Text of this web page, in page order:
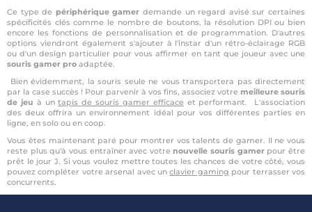
Ce type de périphérique gamer demande un regard avisé sur certaines
spécificités clés comme le nombre de boutons, la résolution DPI ou bien
encore les fonctions de personnalisation et de programmation. D'autres
options viendront également s'ajouter à l'instar d'un rétro-éclairage RGB
ou d'un design particulier pour vous affirmer en tant que joueur avec une
souris gamer pro adaptée.
Bien évidemment, la souris seule ne vous transportera pas directement
par la case succès ! Pour parvenir à vos fins, associez votre meilleure souris
de jeu à untapis de souris gamer efficace et performant. L'association
des deux offrira un environnement idéal pour vos différentes parties en
ligne, en solo ou en coop.
Vous êtes maintenant paré pour montrer vos talents de gamer. Il ne vous
reste plus qu'à vous entraîner avec votre nouvelle souris gamerpour être
prêt le jour J. Si vous voulez mettre toutes les chances de votre côté, vous
pouvez compléter votre arsenal avec unclavier gaming pour terrasser vos
concurrents.